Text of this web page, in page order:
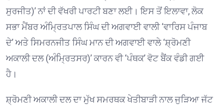
ਸੁਰਜੀਤ)’ ਨਾਂ ਦੀ ਵੱਖਰੀ ਪਾਰਟੀ ਬਣਾ ਲਈ। ਇਸ ਤੋਂ ਇਲਾਵਾ, ਲੋਕ
ਸਭਾ ਮੈਂਬਰ ਅੰਮ੍ਰਿਤਪਾਲ ਸਿੰਘ ਦੀ ਅਗਵਾਈ ਵਾਲੀ ‘ਵਾਰਿਸ ਪੰਜਾਬ
ਦੇ’ ਅਤੇ ਸਿਮਰਨਜੀਤ ਸਿੰਘ ਮਾਨ ਦੀ ਅਗਵਾਈ ਵਾਲੇ ‘ਸ਼੍ਰੋਮਣੀ
ਅਕਾਲੀ ਦਲ (ਅੰਮ੍ਰਿਤਸਰ)’ ਕਾਰਨ ਵੀ ‘ਪੰਥਕ’ ਵੋਟ ਬੈਂਕ ਵੰਡੀ ਗਈ
ਹੈ।
ਸ਼੍ਰੋਮਣੀ ਅਕਾਲੀ ਦਲ ਦਾ ਮੁੱਖ ਸਮਰਥਕ ਖੇਤੀਬਾੜੀ ਨਾਲ ਜੁੜਿਆ ਜੱਟ